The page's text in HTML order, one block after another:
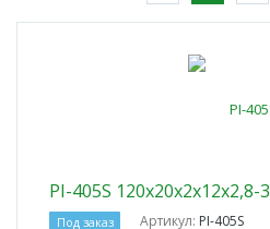
PI-405S 120x20x2x12x2,8-
Под заказ Артикул: PI-405S